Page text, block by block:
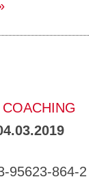
95623-864-2